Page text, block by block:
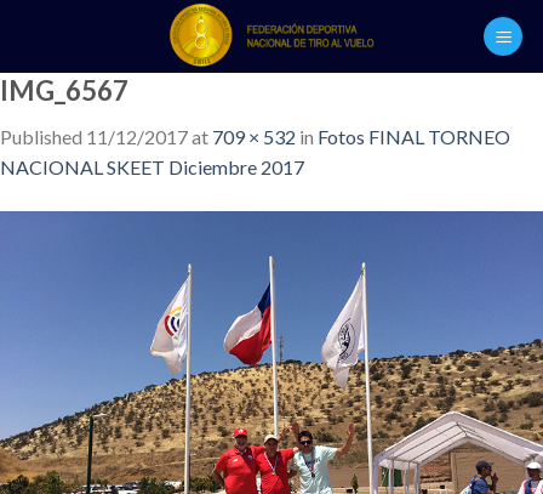
content
IMG_6567
Published 11/12/2017at 709 × 532 in Fotos FINAL TORNEO
NACIONAL SKEET Diciembre 2017